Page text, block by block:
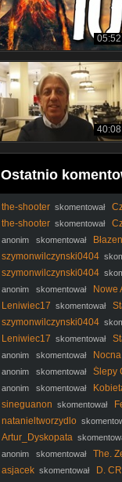
05:52
40:08
Ostatnio
the-shooter skomentował
PL
the-shooter skomentował
anonim skomentował
szymonwilczynski0404
szymonwilczynski0404
anonim skomentował
Nowe
Leniwiec17 skomentował
(2014) Lektor PL
szymonwilczynski0404
Leniwiec17 skomentował
(2014) Lektor PL
anonim skomentował
[Lektor PL]
anonim skomentował
Ślepy
[ENG]
anonim skomentował
[Lektor PL]
sineguanon skomentował
The Kersten Case (2025)
natanieltworzydlo
Lektor PL
Artur_Dyskopata
STUDIOS - Citizen
anonim skomentował
The.
Wszystkiego. 2013. Lektor.pl
asjacek skomentował
D.